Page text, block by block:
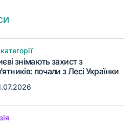
знімають захист з
почали з Лесі Українки